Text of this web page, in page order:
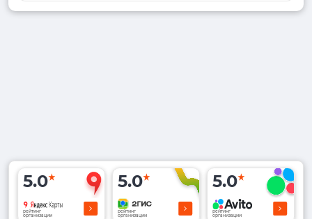
5.0
рейтинг
организации
5.0
рейтинг
организации
5.0
рейтинг
организации